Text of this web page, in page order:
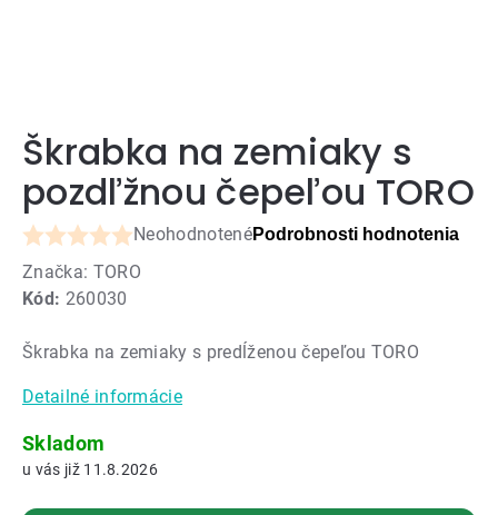
Škrabka na zemiaky s
pozdľžnou čepeľou TORO
Kód: 260030
Priemerné
hodnotenie
produktu
0,0
5
hviezdičiek.
NeohodnotenéPodrobnosti hodnotenia
Značka: TORO
Škrabka na zemiaky s predĺženou čepeľou TORO
Detailné informácie
Skladom
11.8.2026